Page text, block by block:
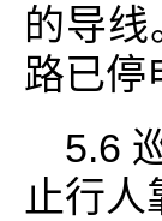
的导
路已停
5.6
止行